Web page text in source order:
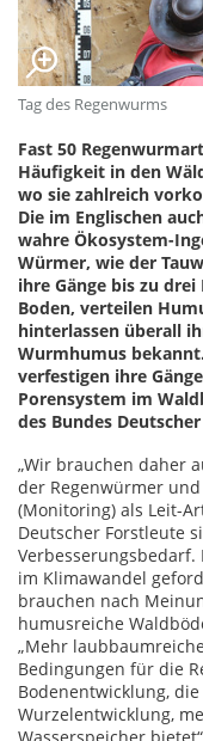
Tag des Regenwurms
Fast 50
Häufigkeit in den
wo sie zahlreich
Die im Englischen
wahre Ökosystem-
Würmer, wie der
ihre Gänge bis zu
Boden, verteilen
hinterlassen überall
Wurmhumus
verfestigen ihre
Porensystem im
des Bundes
„Wir brauchen daher
der Regenwürmer
(Monitoring) als Leit-
Deutscher Forstleute
Verbesserungsbedarf.
im Klimawandel
brauchen nach
humusreiche
„Mehr
Bedingungen für die
Bodenentwicklung,
Wurzelentwicklung,